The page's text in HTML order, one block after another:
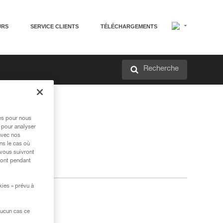
SERVICE CLIENTS TÉLÉCHARGEMENTS
Recherche
pour nous
analyser
nos
le cas où
suivront
pendant
» prévu à
cas ce